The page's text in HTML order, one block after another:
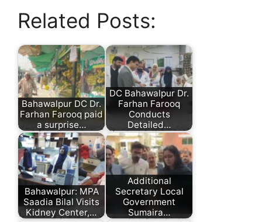
Related Posts:
Bahawalpur DC Dr.
Farhan Farooq paid
a surprise…
DC Bahawalpur Dr.
Farhan Farooq
Conducts
Detailed…
Bahawalpur: MPA
Saadia Bilal Visits
Kidney Center,…
Additional
Secretary Local
Government
Sumaira…